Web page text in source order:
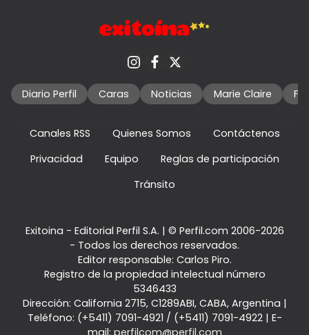
Diario Perfil Caras Noticias Marie Claire
Canales RSS Quienes Somos
Contáctenos
Privacidad
Equipo
Reglas de participación
Tránsito
Exitoina - Editorial Perfil S.A. | © Perfil.com 2006-2026
- Todos los derechos reservados.
Editor responsable: Carlos Piro.
Registro de la propiedad intelectual número
5346433
Dirección: California 2715, C1289ABI, CABA, Argentina |
Teléfono: (+5411) 7091-4921 / (+5411) 7091-4922| E-